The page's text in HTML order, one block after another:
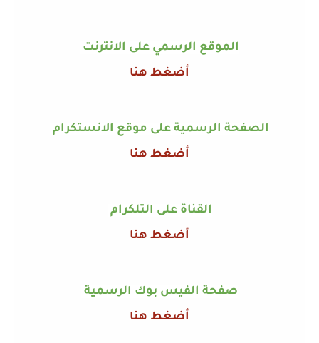
الموقع الرسمي على الانترنت
أضغط هنا
الصفحة الرسمية على موقع الانستكرام
أضغط هنا
القناة على التلكرام
أضغط هنا
صفحة الفيس بوك الرسمية
أضغط هنا